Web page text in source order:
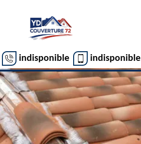
indisponible indisponible